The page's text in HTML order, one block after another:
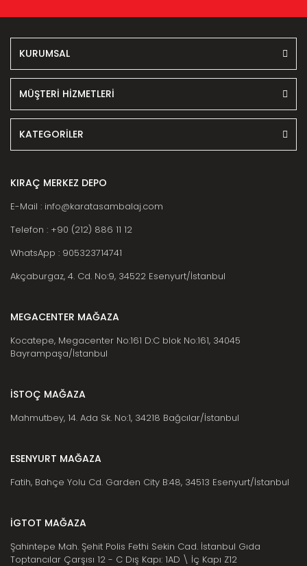
KURUMSAL
MÜŞTERİ HİZMETLERİ
KATEGORİLER
KIRAÇ MERKEZ DEPO
E-Mail : info@karatasambalaj.com
Telefon : +90 (212) 886 11 12
WhatsApp : 905323714741
Akçaburgaz, 4. Cd. No:9, 34522 Esenyurt/İstanbul
MEGACENTER MAĞAZA
Kocatepe, Megacenter No:161 D:C blok No:161, 34045
Bayrampaşa/İstanbul
İSTOÇ MAĞAZA
Mahmutbey, 14. Ada Sk. No:1, 34218 Bağcılar/İstanbul
ESENYURT MAĞAZA
Fatih, Bahçe Yolu Cd. Garden City B:48, 34513 Esenyurt/İstanbul
İGTOT MAĞAZA
Şahintepe Mah. Şehit Polis Fethi Sekin Cad. İstanbul Gıda
Toptancılar Çarşısı 12 - C Dış Kapı: 1AD \ İç Kapı Z12